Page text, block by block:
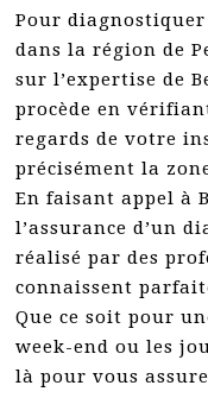
Pour diagnostiquer
dans la région de
sur l’expertise de
procède en
regards de votre
précisément la
En faisant appel à
l’assurance d’un
réalisé par des
connaissent
Que ce soit pour
week-end ou les
là pour vous